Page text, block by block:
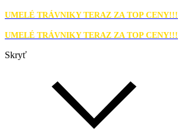
UMELÉ TRÁVNIKY TERAZ ZA TOP CENY!!!
UMELÉ TRÁVNIKY TERAZ ZA TOP CENY!!!
Skryť